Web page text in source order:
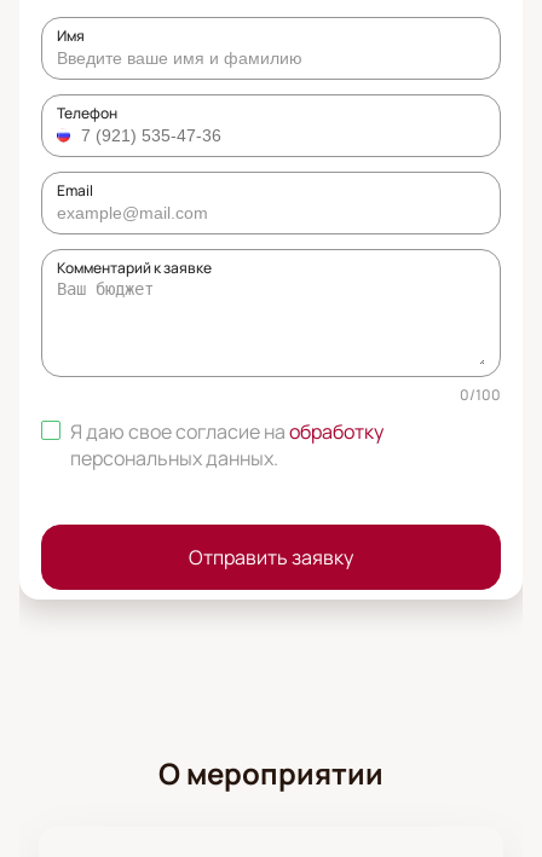
Имя
Телефон
Email
Комментарий к заявке
0/100
Я даю свое согласие наобработку
персональных данных.
Отправить заявку
О мероприятии